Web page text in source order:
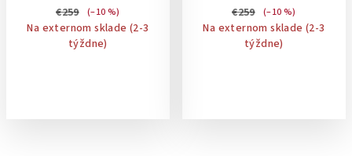
€259 (–10 %)
Na externom sklade (2-3
týždne)
€259 (–10 %)
Na externom sklade (2-3
týždne)